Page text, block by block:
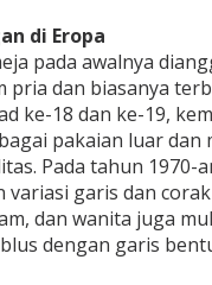
di Eropa
pada awalnya
pria dan biasanya
ke-18 dan ke-19,
pakaian luar dan
Pada tahun 1970-
variasi garis dan
dan wanita juga
dengan garis